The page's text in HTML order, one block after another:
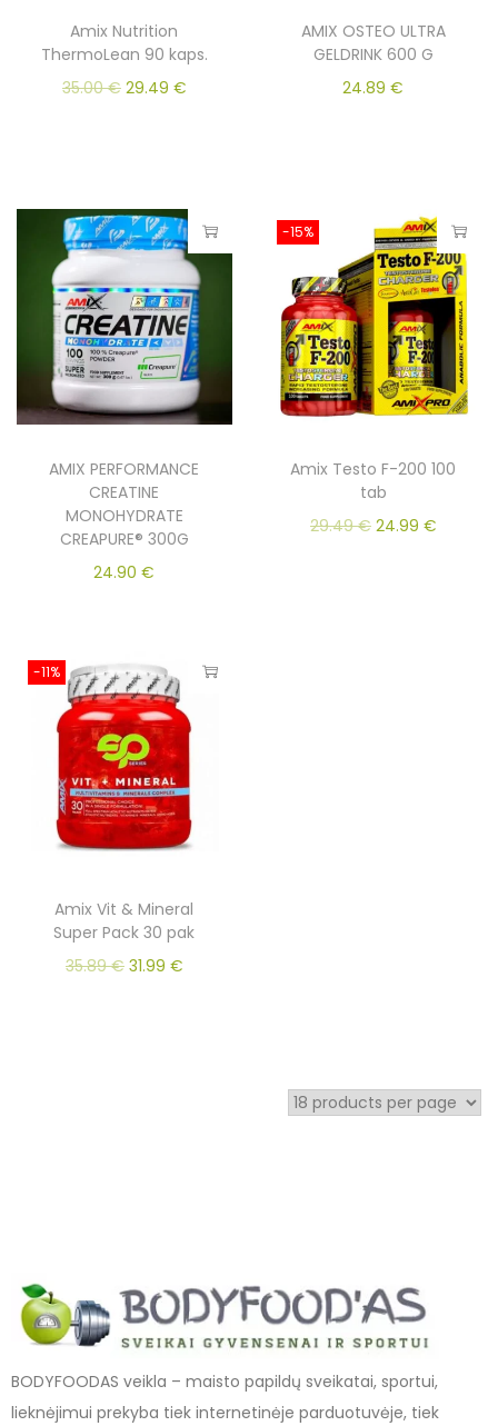
Amix Nutrition
ThermoLean 90 kaps.
35.00€ 29.49 €
AMIX OSTEO ULTRA
GELDRINK 600 G
24.89€
AMIX PERFORMANCE
CREATINE
MONOHYDRATE
CREAPURE® 300G
24.90€
-15%
Amix Testo F-200 100
tab
29.49€ 24.99 €
-11%
Amix Vit & Mineral
Super Pack 30 pak
35.89€ 31.99 €
BODYFOODAS veikla – maisto papildų sveikatai, sportui,
lieknėjimui prekyba tiek internetinėje parduotuvėje, tiek